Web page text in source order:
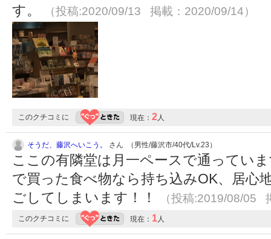
す。
（投稿:2020/09/13 掲載：2020/09/14）
このクチコミに 現在： 2 人
そうだ、藤沢へいこう。 さん （男性/藤沢市/40代/Lv.23）
ここの有隣堂は月一ペースで通ってい
で買った食べ物なら持ち込みOK、居心
ごしてしまいます！！
（投稿:2019/08/05
このクチコミに 現在： 1 人